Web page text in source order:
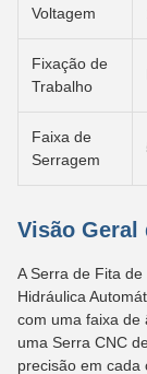
Voltagem
Fixação de
Trabalho
Faixa de
Serragem
Visão Geral
A Serra de Fita
Hidráulica
com uma faixa de
uma Serra CNC
precisão em cada